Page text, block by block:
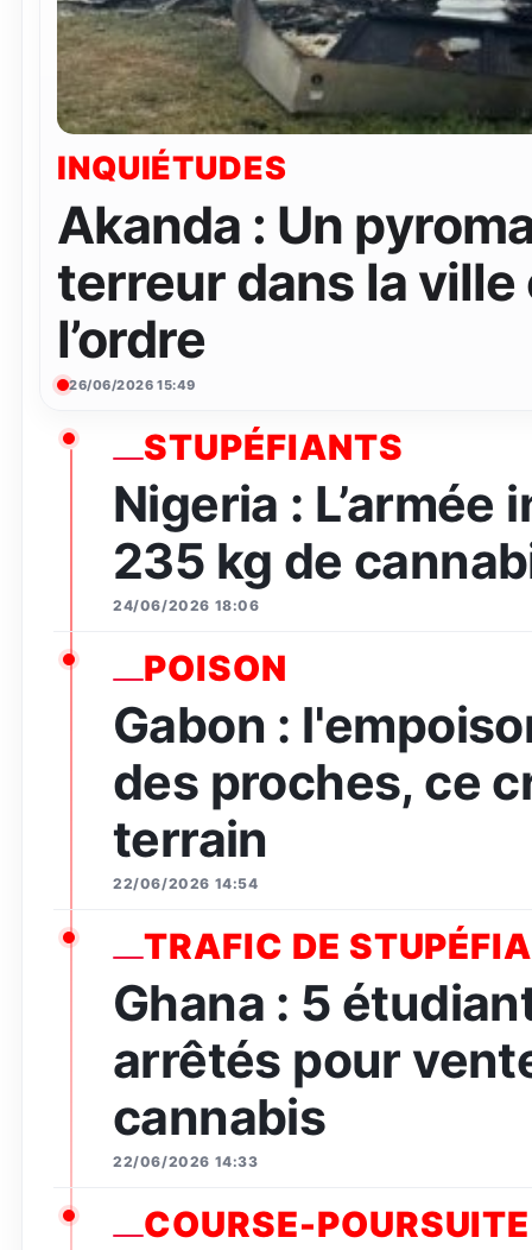
INQUIÉTUDES
Akanda : Un
terreur dans la
l’ordre
26/06/2026 15:49
STUPÉFIANTS
Nigeria :
235 kg de
24/06/2026 18:06
POISON
Gabon :
des proches, ce
terrain
22/06/2026 14:54
TRAFIC DE
Ghana : 5
arrêtés pour
cannabis
22/06/2026 14:33
COURSE-POURSUITE